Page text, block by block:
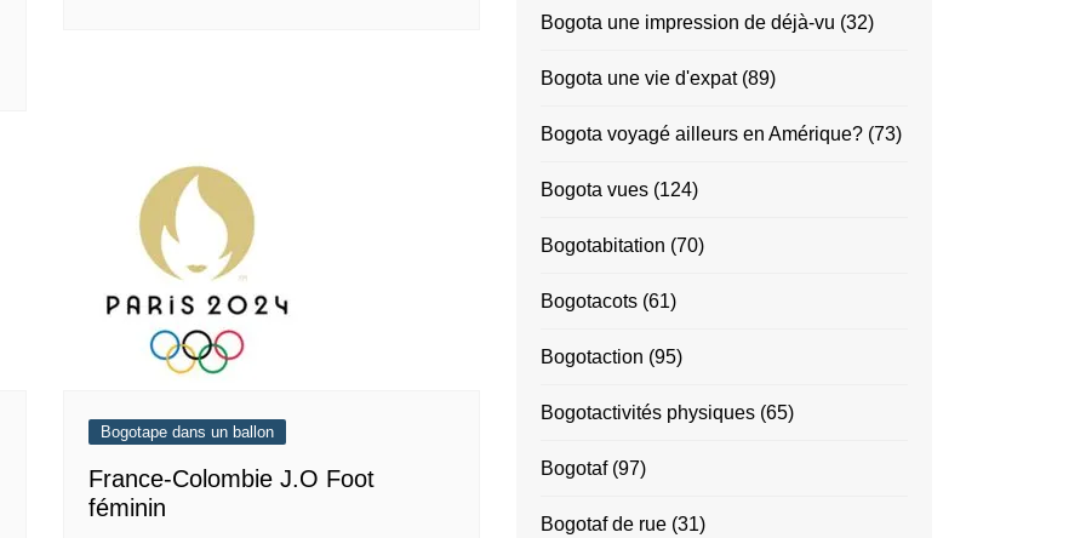
Bogotape dans un ballon
France-Colombie J.O Foot
féminin
Bogota une impression de déjà-vu (32)
Bogota une vie d'expat(89)
Bogota voyagé ailleurs en Amérique?(73)
Bogota vues(124)
Bogotabitation (70)
Bogotacots(61)
Bogotaction (95)
Bogotactivités physiques(65)
Bogotaf(97)
Bogotaf de rue(31)